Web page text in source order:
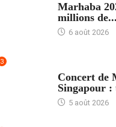
Marhaba
millions de...
6 août 2026
3
Concert de
Singapour :
5 août 2026